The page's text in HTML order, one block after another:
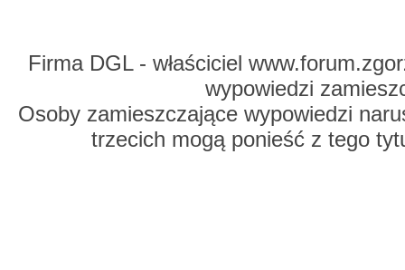
Firma DGL - właściciel
wypowiedzi
Osoby zamieszczające wypowiedzi
trzecich mogą ponieść z tego